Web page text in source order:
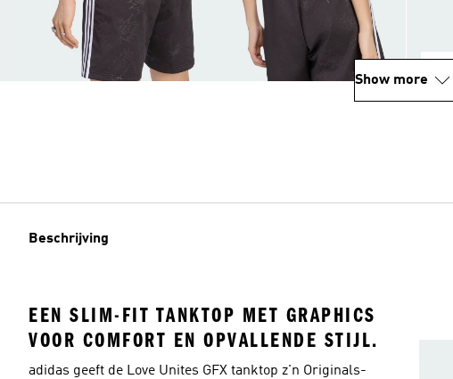
Show more
Beschrijving
EEN SLIM-FIT TANKTOP MET GRAPHICS
VOOR COMFORT EN OPVALLENDE STIJL.
adidas geeft de Love Unites GFX tanktop z'n Originals-